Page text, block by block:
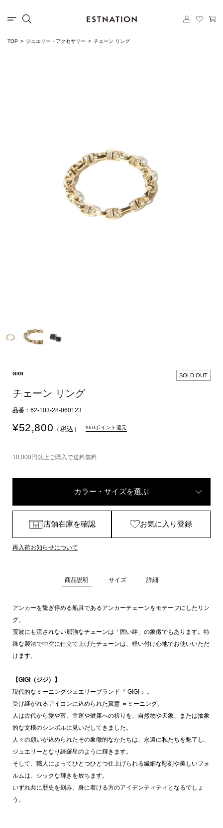
TOP ジュエリー・アクセサリー チェーン リング
GIGI SOLD OUT
チェーン リング
品番：62-103-28-060123
¥52,800 （税込） 960ポイント還元
10,000円以上ご購入で送料無料
カラー・サイズを選ぶ
店舗在庫を確認 お気に入り登録
再入荷お知らせについて
商品説明 サイズ 詳細
アンカーを繋ぎ停める船具であるアンカーチェーンをモチーフにしたリン
グ。
荒波にも流されない屈強なチェーンは「固い絆」の象徴でもあります。特
殊な製法で中空に仕立て上げたチェーンは、軽い付け心地でお使いいただ
けます。
【GIGI（ジジ）】
現代的なミーニングジュエリーブランド『 GIGI 』。
受け継がれるアイコンに込められた真意 ＝ミーニング。
人は古代から愛や富、幸運や健康への祈りを、自然物や天象、または抽象
的な文様のシンボルに見いだしてきました。
人々の願いが込められたその象徴的なかたちは、永遠に私たちを魅了し、
ジュエリーとなり綺羅星のように輝きます。
そして、職人によってひとつひとつ仕上げられる繊細な彫刻や美しいフォ
ルムは、シックな輝きを放ちます。
いずれ共に歴史を刻み、身に着ける方のアイデンティティとなるでしょ
う。